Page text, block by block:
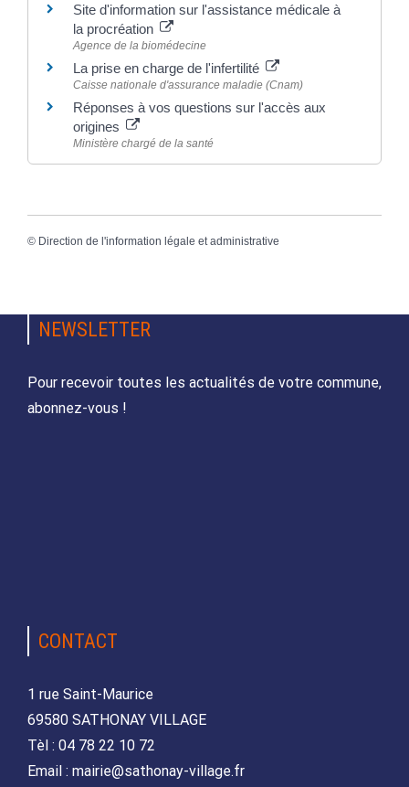
Site d'information sur l'assistance médicale à
la procréation
Agence de la biomédecine
La prise en charge de l'infertilité
Caisse nationale d'assurance maladie (Cnam)
Réponses à vos questions sur l'accès aux
origines
Ministère chargé de la santé
© Direction de l'information légale et administrative
NEWSLETTER
Pour recevoir toutes les actualités de votre commune,
abonnez-vous !
CONTACT
1 rue Saint-Maurice
69580 SATHONAY VILLAGE
Tèl : 04 78 22 10 72
Email : mairie@sathonay-village.fr